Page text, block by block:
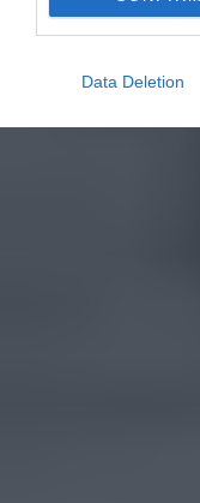
Data Deletion